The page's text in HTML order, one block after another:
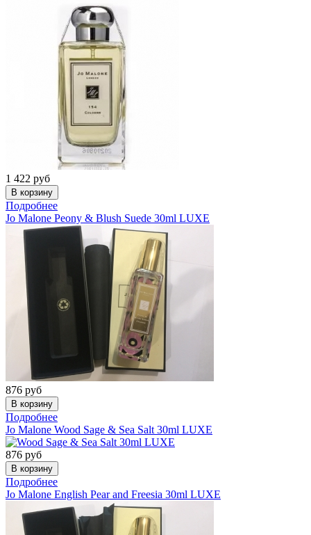
1 422 руб
Подробнее
Jo Malone Peony & Blush Suede 30ml LUXE
876 руб
Подробнее
Jo Malone Wood Sage & Sea Salt 30ml LUXE
876 руб
Подробнее
Jo Malone English Pear and Freesia 30ml LUXE